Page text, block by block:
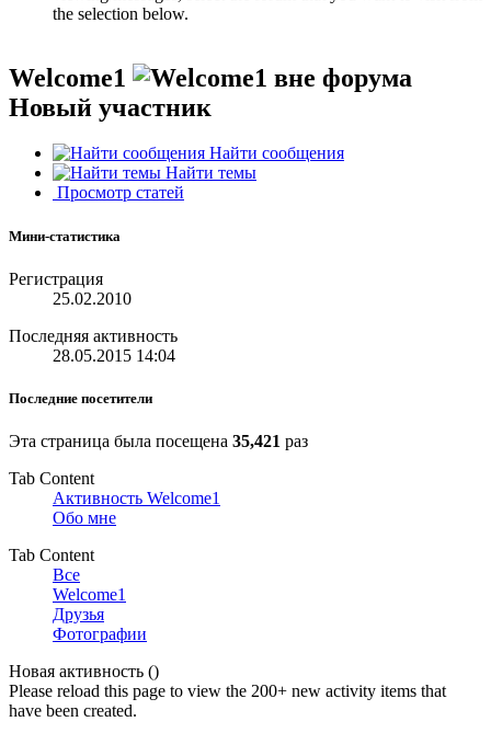
the selection below.
Welcome1
Новый участник
Найти сообщения
Найти темы
Просмотр статей
Мини-статистика
Регистрация
25.02.2010
Последняя активность
28.05.2015 14:04
Последние посетители
Эта страница была посещена 35,421 раз
Tab Content
Активность Welcome1
Обо мне
Tab Content
Все
Welcome1
Друзья
Фотографии
Новая активность ()
Please reload this page to view the 200+ new activity items that
have been created.